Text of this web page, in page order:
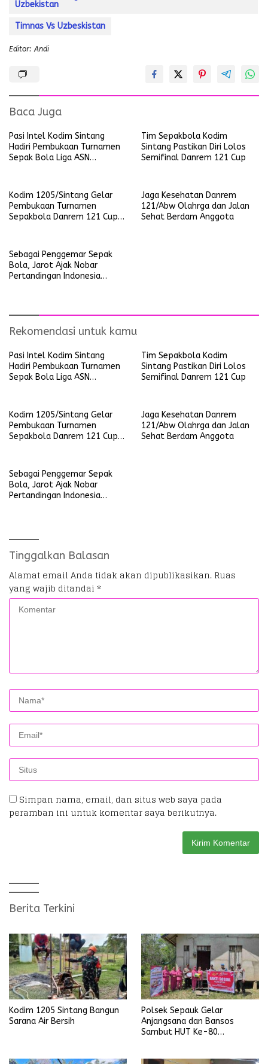
Uzbekistan
Timnas Vs Uzbeskistan
Editor: Andi
Baca Juga
Pasi Intel Kodim Sintang
Hadiri Pembukaan Turnamen
Sepak Bola Liga ASN
Tim Sepakbola Kodim
Sintang Pastikan Diri Lolos
Semifinal Danrem 121 Cup
Kodim 1205/Sintang Gelar
Pembukaan Turnamen
Sepakbola Danrem 121 Cup
Jaga Kesehatan Danrem
121/Abw Olahrga dan Jalan
Sehat Berdam Anggota
Sebagai Penggemar Sepak
Bola, Jarot Ajak Nobar
Pertandingan Indonesia
Rekomendasi untuk kamu
Pasi Intel Kodim Sintang
Hadiri Pembukaan Turnamen
Sepak Bola Liga ASN
Tim Sepakbola Kodim
Sintang Pastikan Diri Lolos
Semifinal Danrem 121 Cup
Kodim 1205/Sintang Gelar
Pembukaan Turnamen
Sepakbola Danrem 121 Cup
Jaga Kesehatan Danrem
121/Abw Olahrga dan Jalan
Sehat Berdam Anggota
Sebagai Penggemar Sepak
Bola, Jarot Ajak Nobar
Pertandingan Indonesia
Tinggalkan Balasan
Alamat email Anda tidak akan dipublikasikan. Ruas
yang wajib ditandai *
Simpan nama, email, dan situs web saya pada
peramban ini untuk komentar saya berikutnya.
Berita Terkini
Kodim 1205 Sintang Bangun
Sarana Air Bersih
Polsek Sepauk Gelar
Anjangsana dan Bansos
Sambut HUT Ke-80